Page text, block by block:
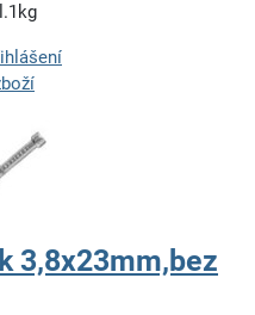
3,8x23mm,bez